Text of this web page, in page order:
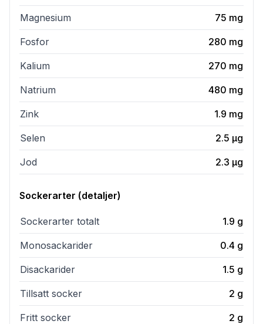
Magnesium 75 mg
Fosfor 280 mg
Kalium 270 mg
Natrium 480 mg
Zink 1.9 mg
Selen 2.5 µg
Jod 2.3 µg
Sockerarter (detaljer)
Sockerarter totalt 1.9 g
Monosackarider 0.4 g
Disackarider 1.5 g
Tillsatt socker 2 g
Fritt socker 2 g